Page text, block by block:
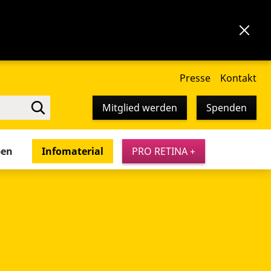
Presse Kontakt
Mitglied werden Spenden
Infomaterial PRO RETINA +